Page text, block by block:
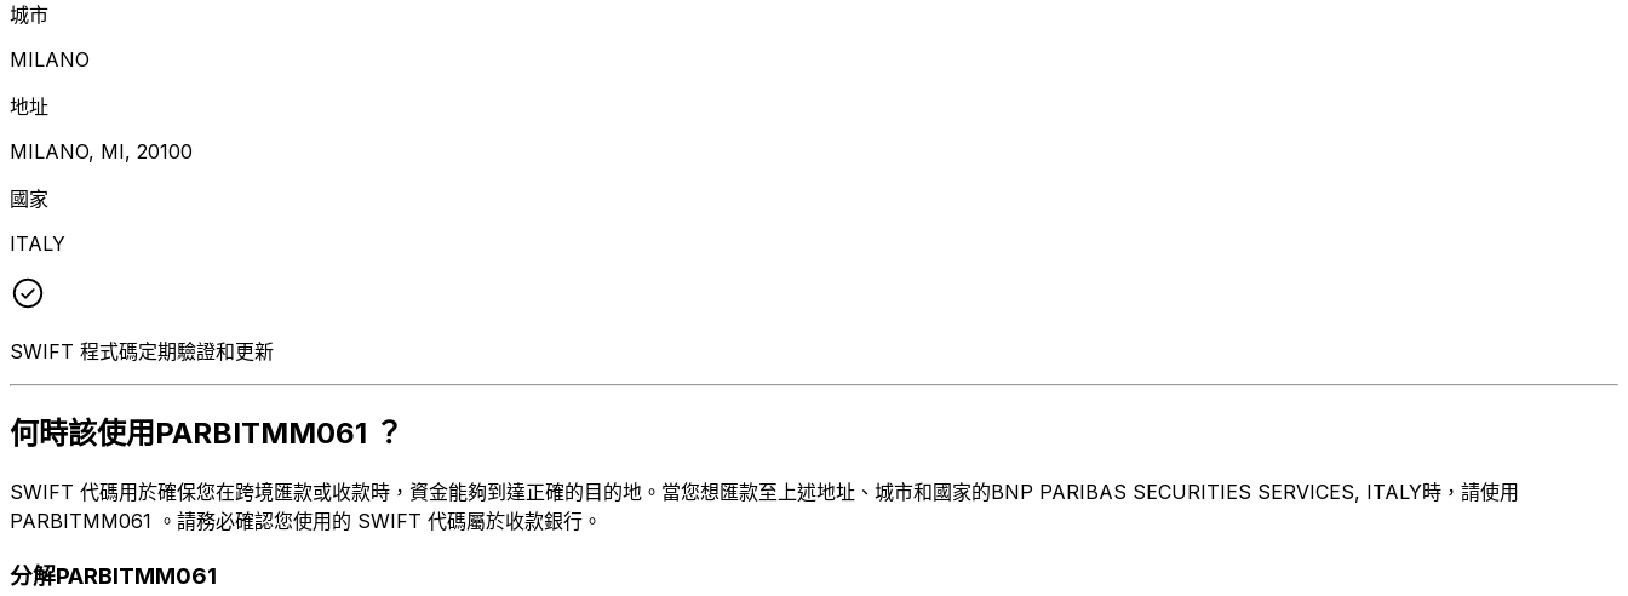
城市
MILANO
地址
MILANO, MI, 20100
國家
ITALY
SWIFT 程式碼定期驗證和更新
何時該使用PARBITMM061 ？
SWIFT 代碼用於確保您在跨境匯款或收款時，資金能夠到達正確的目的地。當您想匯款至上述地址、城市和國家的BNP PARIBAS SECURITIES SERVICES, ITALY時，請使用
PARBITMM061 。請務必確認您使用的 SWIFT 代碼屬於收款銀行。
分解PARBITMM061